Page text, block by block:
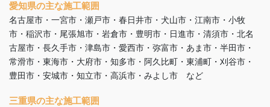
愛知県の主な施工範囲
名古屋市・一宮市・瀬戸市・春日井市・犬山市・江南市・小牧
市・稲沢市・尾張旭市・岩倉市・豊明市・日進市・清須市・北名
古屋市・長久手市・津島市・愛西市・弥富市・あま市・半田市・
常滑市・東海市・大府市・知多市・阿久比町・東浦町・刈谷市・
豊田市・安城市・知立市・高浜市・みよし市 など
三重県の主な施工範囲